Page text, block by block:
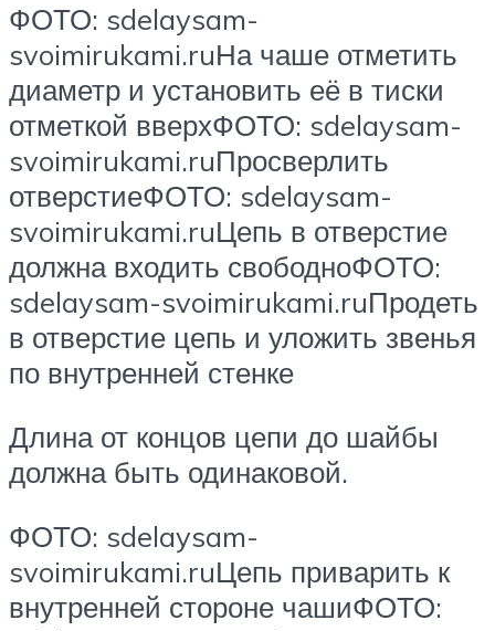
ФОТО: sdelaysam-
svoimirukami.ruНа чаше отметить
диаметр и установить её в тиски
отметкой вверхФОТО: sdelaysam-
svoimirukami.ruПросверлить
отверстиеФОТО: sdelaysam-
svoimirukami.ruЦепь в отверстие
должна входить свободноФОТО:
sdelaysam-svoimirukami.ruПродеть
в отверстие цепь и уложить звенья
по внутренней стенке
Длина от концов цепи до шайбы
должна быть одинаковой.
ФОТО: sdelaysam-
svoimirukami.ruЦепь приварить к
внутренней стороне чашиФОТО: